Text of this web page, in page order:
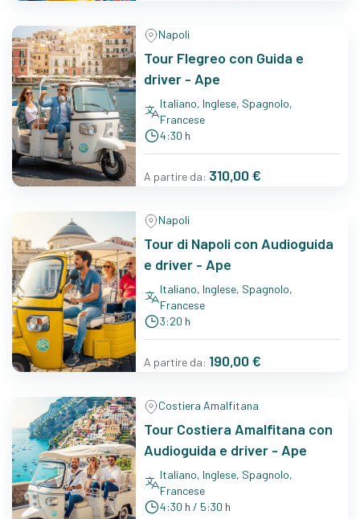
Napoli
Tour Flegreo con Guida e
driver - Ape
Italiano, Inglese, Spagnolo,
Francese
4:30 h
A partire da: 310,00 €
Napoli
Tour di Napoli con Audioguida
e driver - Ape
Italiano, Inglese, Spagnolo,
Francese
3:20 h
A partire da: 190,00 €
Costiera Amalfitana
Tour Costiera Amalfitana con
Audioguida e driver - Ape
Italiano, Inglese, Spagnolo,
Francese
4:30 h / 5:30 h